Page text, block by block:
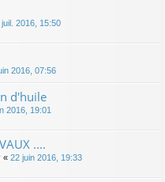
juil. 2016, 15:50
2016, 07:56
d'huile
2016, 19:01
....
« 22 juin 2016, 19:33